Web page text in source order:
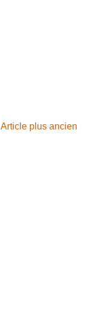
Article plus ancien